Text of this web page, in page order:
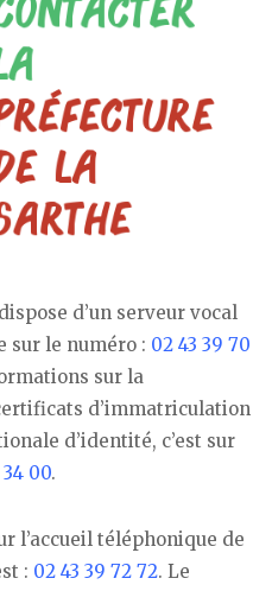
d’un serveur vocal
sur le numéro : 02 43 39 70
sur la
d’immatriculation
d’identité, c’est sur
34 00.
l’accueil téléphonique de
: 02 43 39 72 72. Le